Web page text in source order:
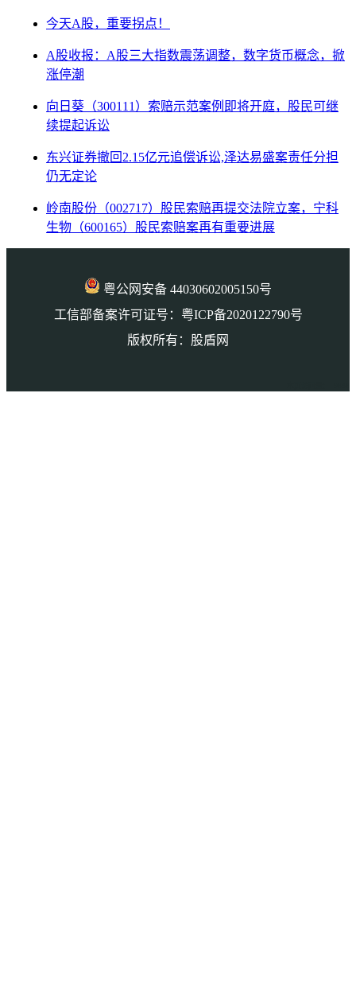
今天A股，重要拐点！
A股收报：A股三大指数震荡调整，数字货币概念，掀
涨停潮
向日葵（300111）索赔示范案例即将开庭，股民可继
续提起诉讼
东兴证券撤回2.15亿元追偿诉讼,泽达易盛案责任分担
仍无定论
岭南股份（002717）股民索赔再提交法院立案，宁科
生物（600165）股民索赔案再有重要进展
粤公网安备 44030602005150号
工信部备案许可证号：粤ICP备2020122790号
版权所有：股盾网